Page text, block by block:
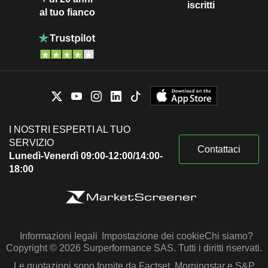
al tuo fianco
iscritti
I NOSTRI ESPERTI AL TUO
SERVIZIO
Lunedì-Venerdì 09:00-12:00/14:00-
18:00
Contattaci
Informazioni legali Impostazione dei cookieChi siamo?
Copyright © 2026 Surperformance SAS. Tutti i diritti riservati.
Le quotazioni sono fornite da Factset, Morningstar e S&P